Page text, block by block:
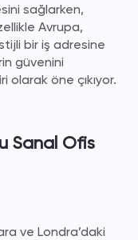
sağlarken,
Avrupa,
bir iş adresine
güvenini
olarak öne çıkıyor.
Sanal Ofis
ve Londra’daki